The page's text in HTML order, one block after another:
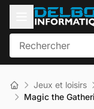
Jeux et loisirs
Magic the